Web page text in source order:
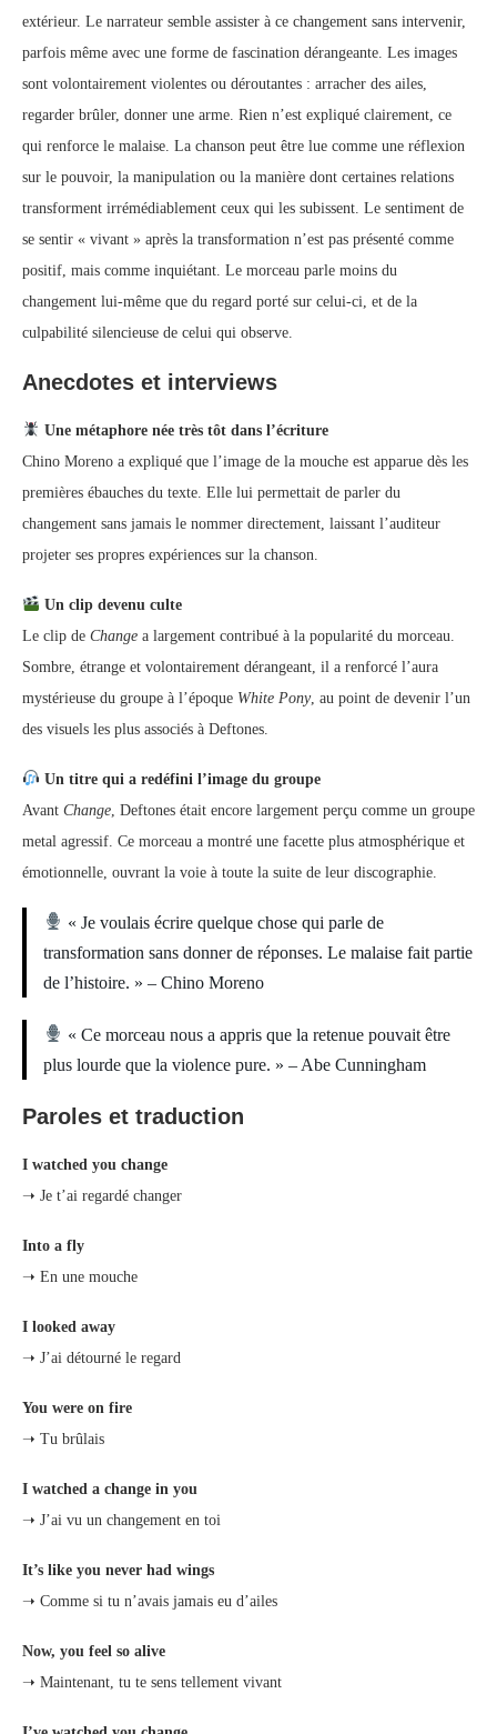
extérieur. Le narrateur semble assister à ce changement sans intervenir,
parfois même avec une forme de fascination dérangeante. Les images
sont volontairement violentes ou déroutantes : arracher des ailes,
regarder brûler, donner une arme. Rien n’est expliqué clairement, ce
qui renforce le malaise. La chanson peut être lue comme une réflexion
sur le pouvoir, la manipulation ou la manière dont certaines relations
transforment irrémédiablement ceux qui les subissent. Le sentiment de
se sentir « vivant » après la transformation n’est pas présenté comme
positif, mais comme inquiétant. Le morceau parle moins du
changement lui-même que du regard porté sur celui-ci, et de la
culpabilité silencieuse de celui qui observe.
Anecdotes et interviews
Une métaphore née très tôt dans l’écriture
Chino Moreno a expliqué que l’image de la mouche est apparue dès les
premières ébauches du texte. Elle lui permettait de parler du
changement sans jamais le nommer directement, laissant l’auditeur
projeter ses propres expériences sur la chanson.
Un clip devenu culte
Le clip de Change a largement contribué à la popularité du morceau.
Sombre, étrange et volontairement dérangeant, il a renforcé l’aura
mystérieuse du groupe à l’époque White Pony, au point de devenir l’un
des visuels les plus associés à Deftones.
Un titre qui a redéfini l’image du groupe
Avant Change , Deftones était encore largement perçu comme un groupe
metal agressif. Ce morceau a montré une facette plus atmosphérique et
émotionnelle, ouvrant la voie à toute la suite de leur discographie.
« Je voulais écrire quelque chose qui parle de
transformation sans donner de réponses. Le malaise fait partie
de l’histoire. » – Chino Moreno
« Ce morceau nous a appris que la retenue pouvait être
plus lourde que la violence pure. » – Abe Cunningham
Paroles et traduction
I watched you change
➝ Je t’ai regardé changer
Into a fly
➝ En une mouche
I looked away
➝ J’ai détourné le regard
You were on fire
➝ Tu brûlais
I watched a change in you
➝ J’ai vu un changement en toi
It’s like you never had wings
➝ Comme si tu n’avais jamais eu d’ailes
Now, you feel so alive
➝ Maintenant, tu te sens tellement vivant